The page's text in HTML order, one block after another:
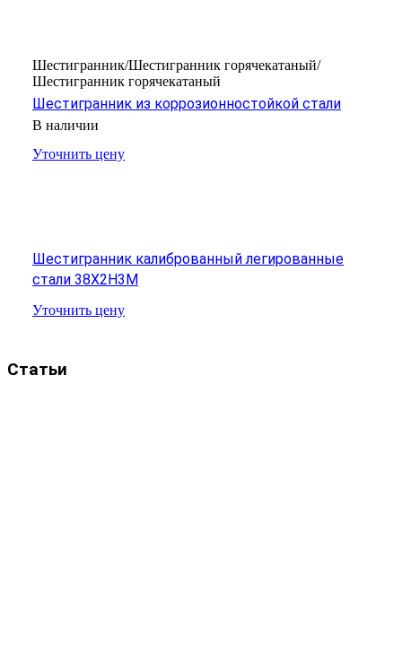
Шестигранник/Шестигранник горячекатаный/
Шестигранник горячекатаный
Шестигранник из коррозионностойкой стали
В наличии
Уточнить цену
Шестигранник калиброванный легированные
стали 38Х2Н3М
Уточнить цену
Статьи